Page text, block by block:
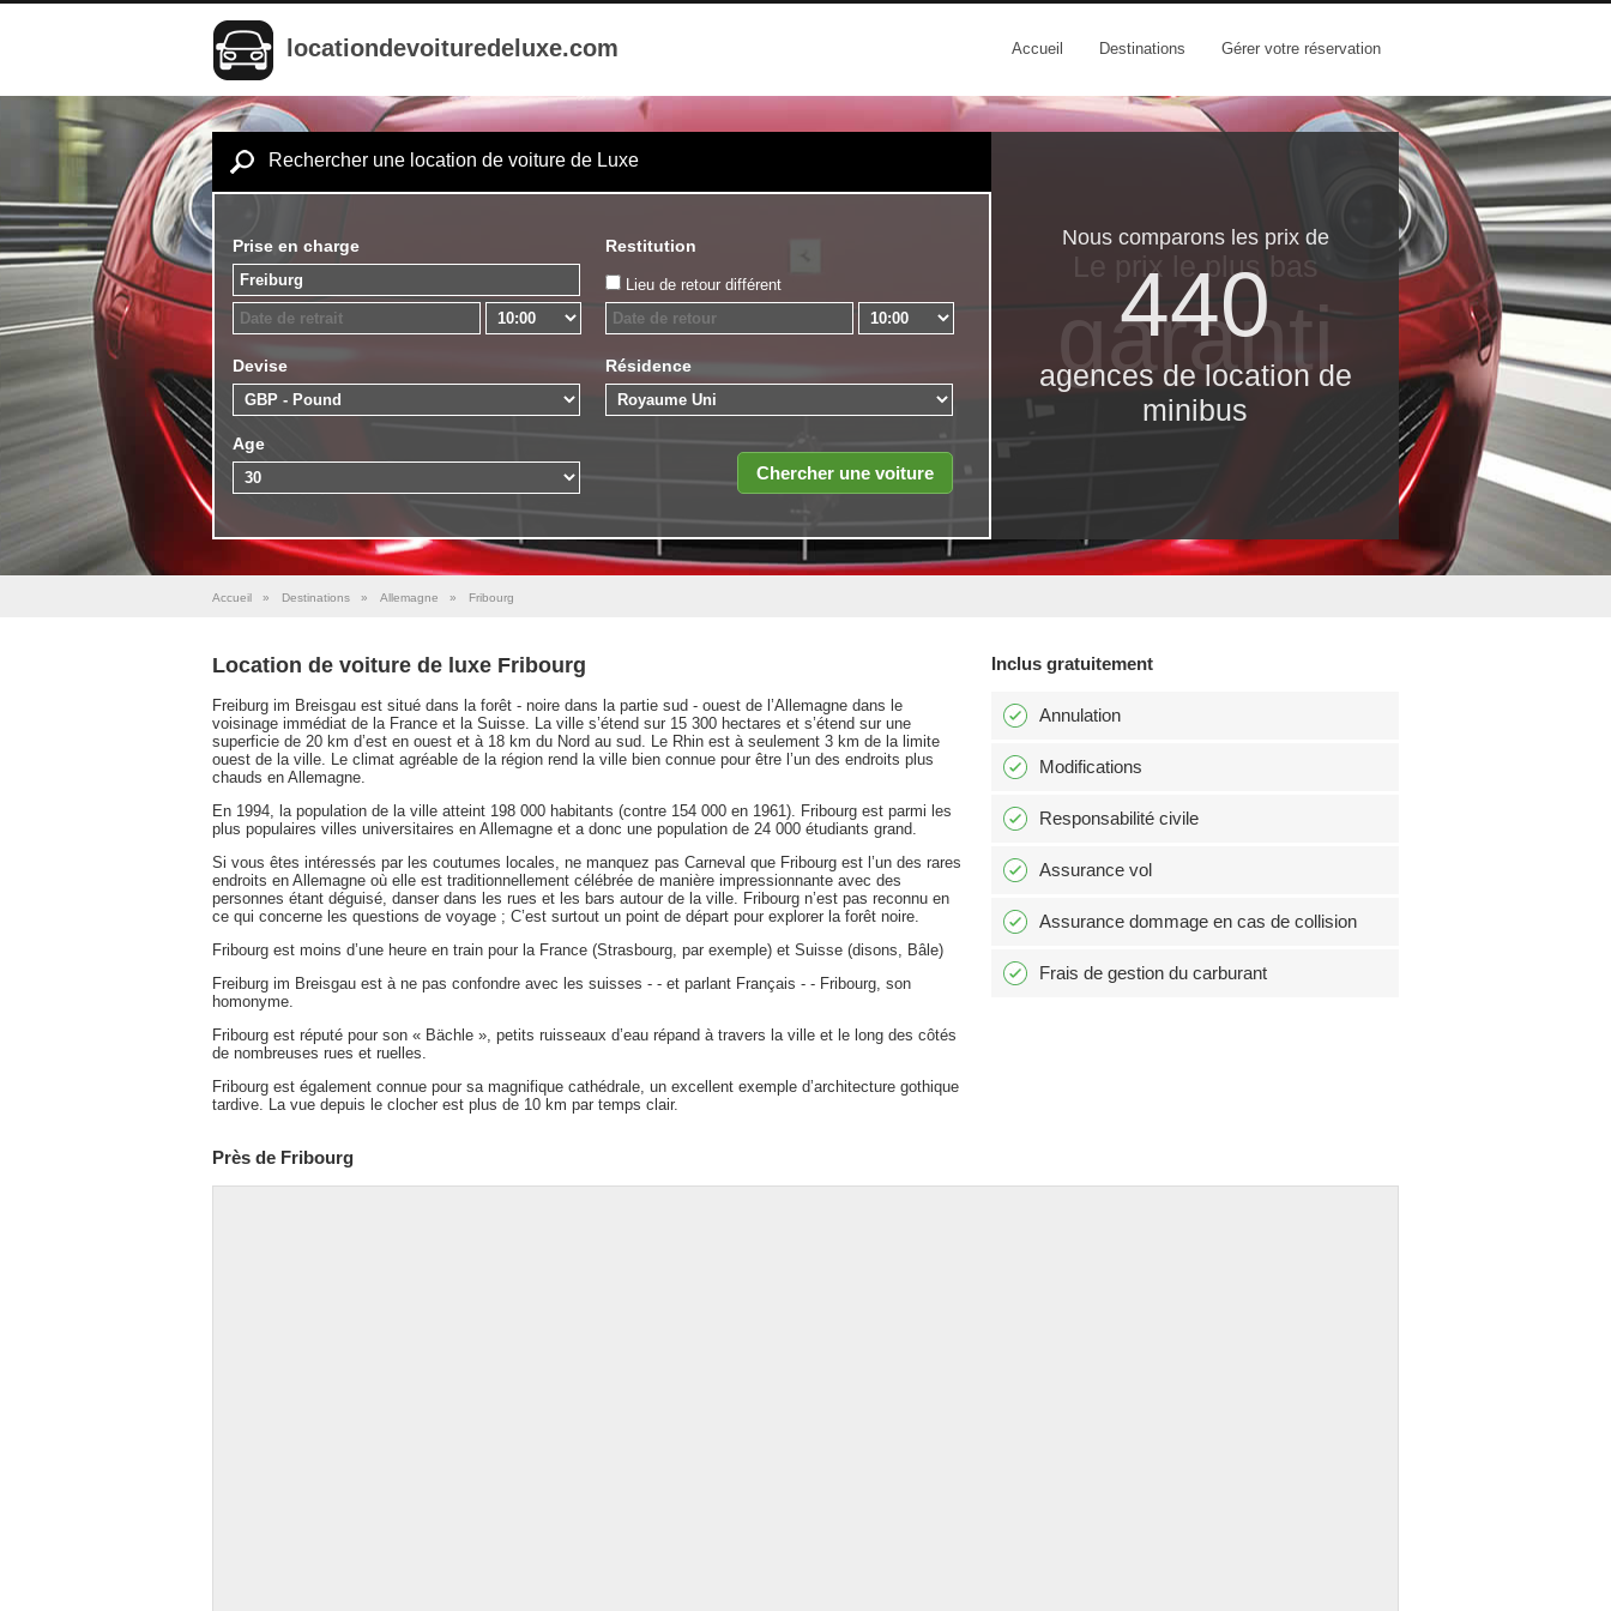
locationdevoituredeluxe.com Accueil Destinations Gérer votre réservation
Rechercher une location de voiture de Luxe
Prise en charge Restitution
Lieu de retour différent
Devise Résidence
Age
Nous comparons les prix de
440
agences de location de
minibus
Le prix le​ plus bas
garanti
Accueil » Destinations » Allemagne » Fribourg
Location de voiture de luxe Fribourg
Freiburg im Breisgau est situé dans la forêt - noire dans la partie sud - ouest de l’Allemagne dans le
voisinage immédiat de la France et la Suisse. La ville s’étend sur 15 300 hectares et s’étend sur une
superficie de 20 km d’est en ouest et à 18 km du Nord au sud. Le Rhin est à seulement 3 km de la limite
ouest de la ville. Le climat agréable de la région rend la ville bien connue pour être l’un des endroits plus
chauds en Allemagne.
En 1994, la population de la ville atteint 198 000 habitants (contre 154 000 en 1961). Fribourg est parmi les
plus populaires villes universitaires en Allemagne et a donc une population de 24 000 étudiants grand.
Si vous êtes intéressés par les coutumes locales, ne manquez pas Carneval que Fribourg est l’un des rares
endroits en Allemagne où elle est traditionnellement célébrée de manière impressionnante avec des
personnes étant déguisé, danser dans les rues et les bars autour de la ville. Fribourg n’est pas reconnu en
ce qui concerne les questions de voyage ; C’est surtout un point de départ pour explorer la forêt noire.
Fribourg est moins d’une heure en train pour la France (Strasbourg, par exemple) et Suisse (disons, Bâle)
Freiburg im Breisgau est à ne pas confondre avec les suisses - - et parlant Français - - Fribourg, son
homonyme.
Fribourg est réputé pour son « Bächle », petits ruisseaux d’eau répand à travers la ville et le long des côtés
de nombreuses rues et ruelles.
Fribourg est également connue pour sa magnifique cathédrale, un excellent exemple d’architecture gothique
tardive. La vue depuis le clocher est plus de 10 km par temps clair.
Inclus gratuitement
Annulation
Modifications
Responsabilité civile
Assurance vol
Assurance dommage en cas de collision
Frais de gestion du carburant
Près de Fribourg